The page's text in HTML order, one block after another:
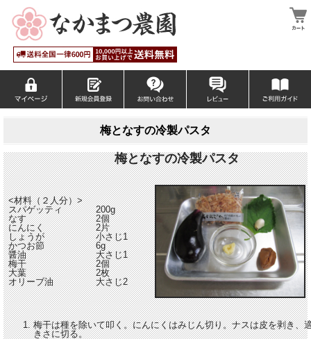
梅となすの冷製パスタ
梅となすの冷製パスタ
<材料（２人分）>
スパゲッティ
なす
にんにく
しょうが
かつお節
醤油
梅干
大葉
オリーブ油
200g
2個
2片
小さじ1
6g
大さじ1
2個
2枚
大さじ2
梅干は種を除いて叩く。にんにくはみじん切り。ナスは皮を剥き、
きさに切る。